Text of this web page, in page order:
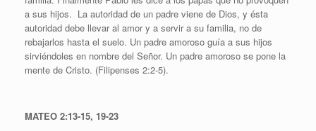
a sus hijos. La autoridad de un padre viene de Dios, y ésta
autoridad debe llevar al amor y a servir a su familia, no de
rebajarlos hasta el suelo. Un padre amoroso guía a sus hijos
sirviéndoles en nombre del Señor. Un padre amoroso se pone la
mente de Cristo. (Filipenses 2:2-5).
MATEO 2:13-15, 19-23